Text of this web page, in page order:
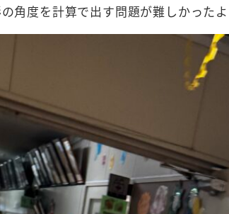
角度を計算で出す問題が難しかったよ